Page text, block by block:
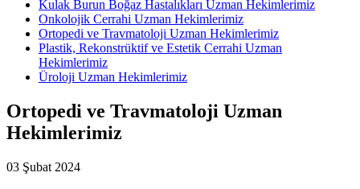
Kulak Burun Boğaz Hastalıkları Uzman Hekimlerimiz
Onkolojik Cerrahi Uzman Hekimlerimiz
Ortopedi ve Travmatoloji Uzman Hekimlerimiz
Plastik, Rekonstrüktif ve Estetik Cerrahi Uzman
Hekimlerimiz
Üroloji Uzman Hekimlerimiz
Ortopedi ve Travmatoloji Uzman
Hekimlerimiz
03 Şubat 2024